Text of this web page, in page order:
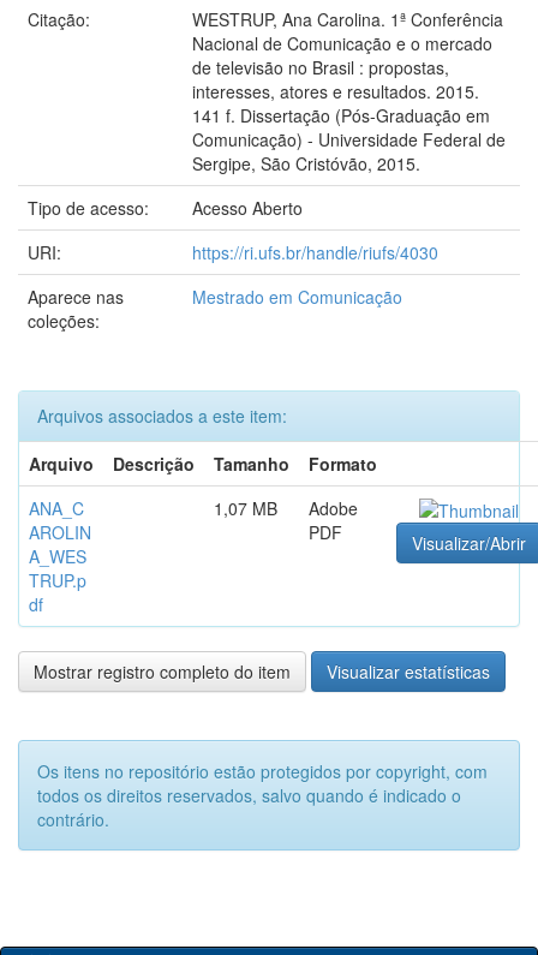
Citação:
WESTRUP, Ana Carolina. 1ª Conferência
Nacional de Comunicação e o mercado
de televisão no Brasil : propostas,
interesses, atores e resultados. 2015.
141 f. Dissertação (Pós-Graduação em
Comunicação) - Universidade Federal de
Sergipe, São Cristóvão, 2015.
Tipo de acesso:
Acesso Aberto
URI:
https://ri.ufs.br/handle/riufs/4030
Aparece nas
coleções:
Mestrado em Comunicação
Arquivos associados a este item:
Arquivo
Descrição Tamanho
Formato
ANA_C
AROLIN
A_WES
TRUP.p
df
1,07 MB
Adobe
PDF
Visualizar/Abrir
Mostrar registro completo do item Visualizar estatísticas
Os itens no repositório estão protegidos por copyright, com
todos os direitos reservados, salvo quando é indicado o
contrário.